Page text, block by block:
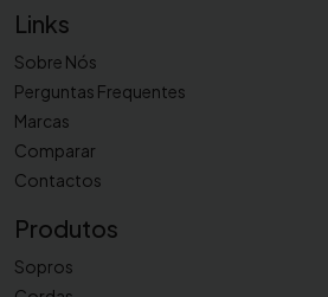
l
S
y
n
t
e
t
Links
Sobre Nós
Perguntas Frequentes
Marcas
Comparar
Contactos
Produtos
Sopros